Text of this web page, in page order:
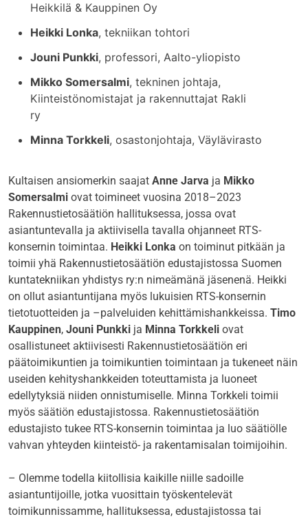
Heikkilä & Kauppinen Oy
Heikki Lonka, tekniikan tohtori
Jouni Punkki, professori, Aalto-yliopisto
Mikko Somersalmi, tekninen johtaja,
Kiinteistönomistajat ja rakennuttajat Rakli
ry
Minna Torkkeli, osastonjohtaja, Väylävirasto
Kultaisen ansiomerkin saajat Anne Jarva ja Mikko
Somersalmi ovat toimineet vuosina 2018–2023
Rakennustietosäätiön hallituksessa, jossa ovat
asiantuntevalla ja aktiivisella tavalla ohjanneet RTS-
konsernin toimintaa. Heikki Lonka on toiminut pitkään ja
toimii yhä Rakennustietosäätiön edustajistossa Suomen
kuntatekniikan yhdistys ry:n nimeämänä jäsenenä. Heikki
on ollut asiantuntijana myös lukuisien RTS-konsernin
tietotuotteiden ja –palveluiden kehittämishankkeissa. Timo
Kauppinen, Jouni Punkki ja Minna Torkkeli ovat
osallistuneet aktiivisesti Rakennustietosäätiön eri
päätoimikuntien ja toimikuntien toimintaan ja tukeneet näin
useiden kehityshankkeiden toteuttamista ja luoneet
edellytyksiä niiden onnistumiselle. Minna Torkkeli toimii
myös säätiön edustajistossa. Rakennustietosäätiön
edustajisto tukee RTS-konsernin toimintaa ja luo säätiölle
vahvan yhteyden kiinteistö- ja rakentamisalan toimijoihin.
– Olemme todella kiitollisia kaikille niille sadoille
asiantuntijoille, jotka vuosittain työskentelevät
toimikunnissamme, hallituksessa, edustajistossa tai